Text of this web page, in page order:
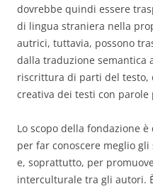
dovrebbe quindi essere
di lingua straniera nella
autrici, tuttavia, possono
dalla traduzione semantica
riscrittura di parti del
creativa dei testi con parole
Lo scopo della fondazione
per far conoscere meglio
e, soprattutto, per
interculturale tra gli autori.